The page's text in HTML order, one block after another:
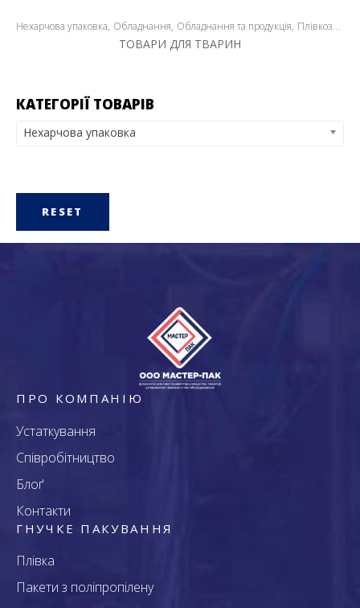
Нехарчова упаковка Обладнання Обладнання та продукція Плівкозварювальне обладнання
ТОВАРИ ДЛЯ ТВАРИН
КАТЕГОРІЇ ТОВАРІВ
Нехарчова упаковка
RESET
ПРО КОМПАНІЮ
Устаткування
Співробітництво
Блоґ
Контакти
ГНУЧКЕ ПАКУВАННЯ
Плівка
Пакети з поліпропілену